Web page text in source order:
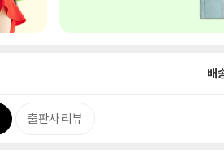
배
출판사 리뷰